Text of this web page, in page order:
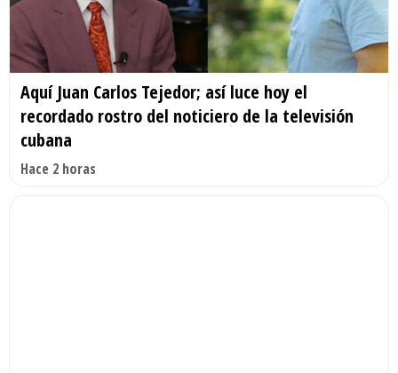
Aquí Juan Carlos Tejedor; así luce hoy el
recordado rostro del noticiero de la televisión
cubana
Hace 2 horas